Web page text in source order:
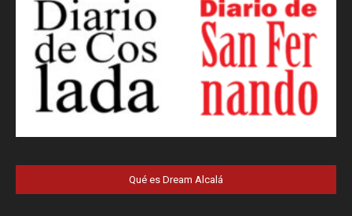
Qué es Dream Alcalá